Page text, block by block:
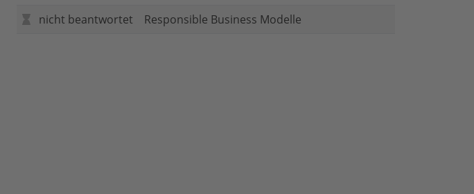
nicht beantwortet
Responsible Business Modelle